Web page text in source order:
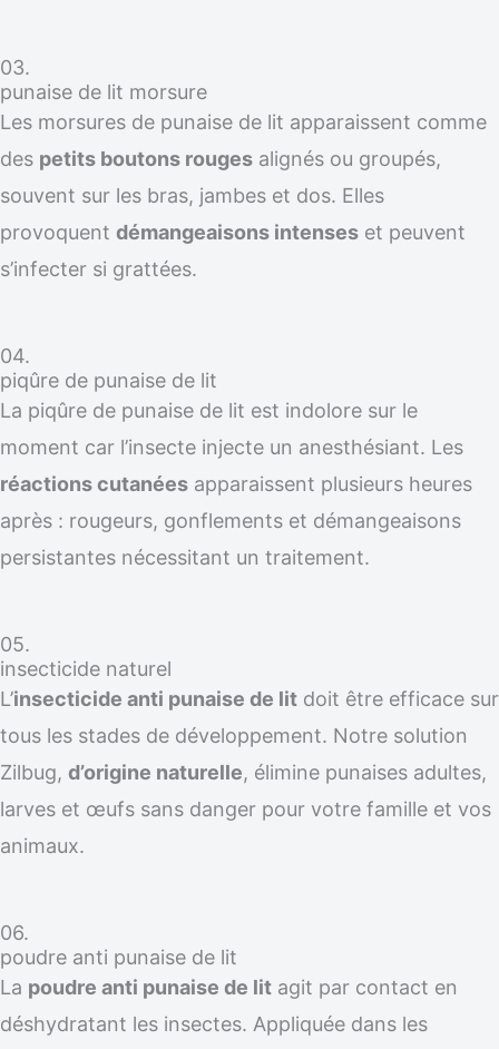
03.
punaise de lit morsure
Les morsures de punaise de lit apparaissent comme
des petits boutons rouges alignés ou groupés,
souvent sur les bras, jambes et dos. Elles
provoquent démangeaisons intenses et peuvent
s’infecter si grattées.
04.
piqûre de punaise de lit
La piqûre de punaise de lit est indolore sur le
moment car l’insecte injecte un anesthésiant. Les
réactions cutanées apparaissent plusieurs heures
après : rougeurs, gonflements et démangeaisons
persistantes nécessitant un traitement.
05.
insecticide naturel
L’insecticide anti punaise de lit doit être efficace sur
tous les stades de développement. Notre solution
Zilbug, d’origine naturelle, élimine punaises adultes,
larves et œufs sans danger pour votre famille et vos
animaux.
06.
poudre anti punaise de lit
La poudre anti punaise de lit agit par contact en
déshydratant les insectes. Appliquée dans les